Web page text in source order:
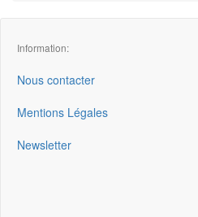
Information:
Nous contacter
Mentions Légales
Newsletter